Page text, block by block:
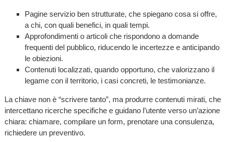
Pagine servizio ben strutturate, che spiegano cosa si offre,
a chi, con quali benefici, in quali tempi.
Approfondimenti o articoli che rispondono a domande
frequenti del pubblico, riducendo le incertezze e anticipando
le obiezioni.
Contenuti localizzati, quando opportuno, che valorizzano il
legame con il territorio, i casi concreti, le testimonianze.
La chiave non è “scrivere tanto”, ma produrre contenuti mirati, che
intercettano ricerche specifiche e guidano l’utente verso un’azione
chiara: chiamare, compilare un form, prenotare una consulenza,
richiedere un preventivo.